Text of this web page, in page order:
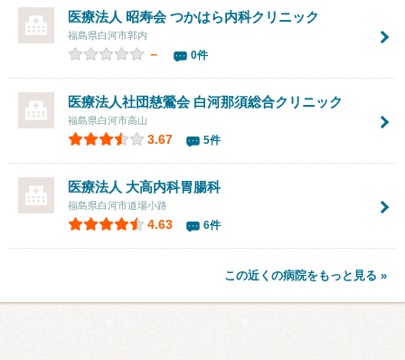
医療法人 昭寿会つかはら内科クリニック
福島県白河市郭内
－ 0件
医療法人社団慈鶯会 白河那須総合クリニック
福島県白河市高山
3.67 5件
医療法人 大高内科胃腸科
福島県白河市道場小路
4.63 6件
この近くの病院をもっと見る »